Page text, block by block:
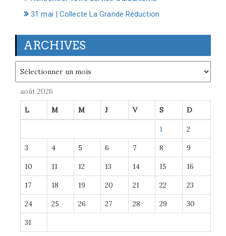
31 mai | Collecte La Grande Réduction
ARCHIVES
août 2026
L M M J V S D
1 2
3 4 5 6 7 8 9
10 11 12 13 14 15 16
17 18 19 20 21 22 23
24 25 26 27 28 29 30
31